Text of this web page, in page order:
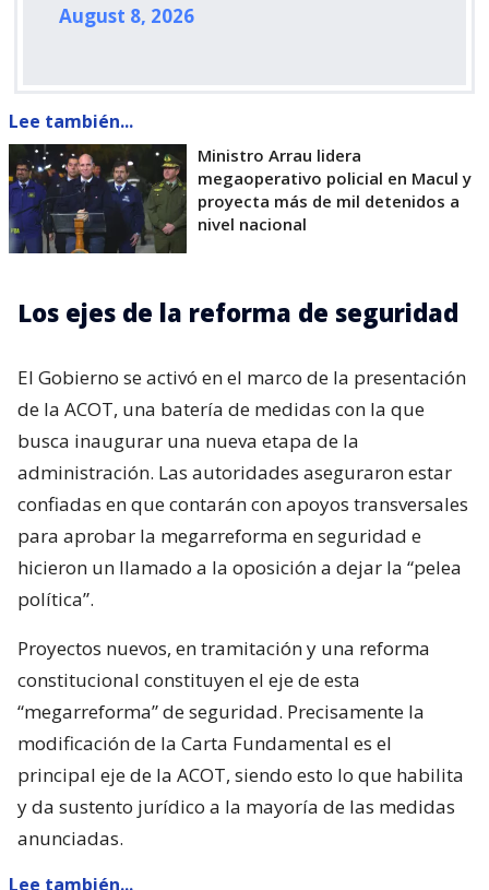
August 8, 2026
Lee también...
Ministro Arrau lidera
megaoperativo policial en Macul y
proyecta más de mil detenidos a
nivel nacional
Los ejes de la reforma de seguridad
El Gobierno se activó en el marco de la presentación
de la ACOT, una batería de medidas con la que
busca inaugurar una nueva etapa de la
administración. Las autoridades aseguraron estar
confiadas en que contarán con apoyos transversales
para aprobar la megarreforma en seguridad e
hicieron un llamado a la oposición a dejar la “pelea
política”.
Proyectos nuevos, en tramitación y una reforma
constitucional constituyen el eje de esta
“megarreforma” de seguridad. Precisamente la
modificación de la Carta Fundamental es el
principal eje de la ACOT, siendo esto lo que habilita
y da sustento jurídico a la mayoría de las medidas
anunciadas.
Lee también...